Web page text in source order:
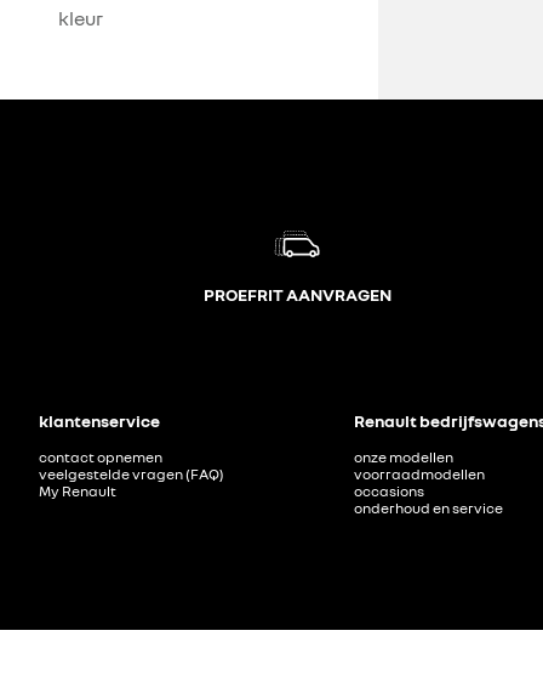
kleur
PROEFRIT AANVRAGEN
klantenservice
contact opnemen
veelgestelde vragen (FAQ)
My Renault
Renault
onze modellen
voorraadmodellen
occasions
onderhoud en service